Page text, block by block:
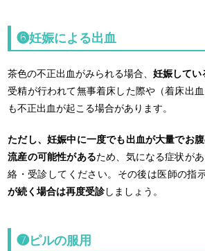
❻妊娠による出血
茶色の不正出血がみられる場合、妊娠してい
受精が行われて無事着床した際や（着床出
も不正出血が起こる場合があります。
ただし、妊娠中に一度でも出血が大量でお腹
流産の可能性があるため、気になる症状が
絡・受診してください。その後は医師の指
が続く場合は再度受診しましょう。
❼ピルの服用